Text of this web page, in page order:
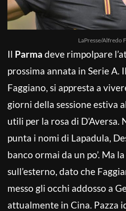
LaPresse/Alfredo
Il Parma deve rimpolpare
prossima annata in Serie A.
Faggiano, si appresta a
giorni della sessione estiva
utili per la rosa di D’Aversa.
punta i nomi di Lapadula,
banco ormai da un po’. Ma
sull’esterno, dato che
messo gli occhi addosso a
attualmente in Cina. Pazza